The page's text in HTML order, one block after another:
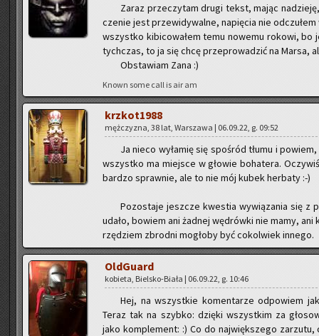
Zaraz prze­czy­tam drugi tekst, mając
cze­nie jest prze­wi­dy­wal­ne, na­pię­cia nie
wszyst­ko ki­bi­co­wa­łem temu no­we­mu ro­ko­wi,
tych­czas, to ja się chcę prze­pro­wa­dzić na Marsa,
Ob­sta­wiam Zana :)
Known some call is air am
krzko­t1988
męż­czy­zna, 38 lat, War­sza­wa | 06.09.22, g. 09:52
Ja nieco wy­ła­mię się spo­śród tłumu i
wszyst­ko ma miej­sce w gło­wie bo­ha­te­ra.
bar­dzo spraw­nie, ale to nie mój kubek her­ba­ty :-)
Po­zo­sta­je jesz­cze kwe­stia wy­wią­za­nia się z
udało, bo­wiem ani żad­nej wę­drów­ki nie mamy,
rzę­dziem zbrod­ni mo­gło­by być co­kol­wiek in­ne­go.
Old­Gu­ard
ko­bie­ta, Biel­sko-Bia­ła | 06.09.22, g. 10:46
Hej, na wszyst­kie ko­men­ta­rze od­po­wiem
Teraz tak na szyb­ko: dzię­ki wszyst­kim za
jako kom­ple­ment: :) Co do naj­więk­sze­go